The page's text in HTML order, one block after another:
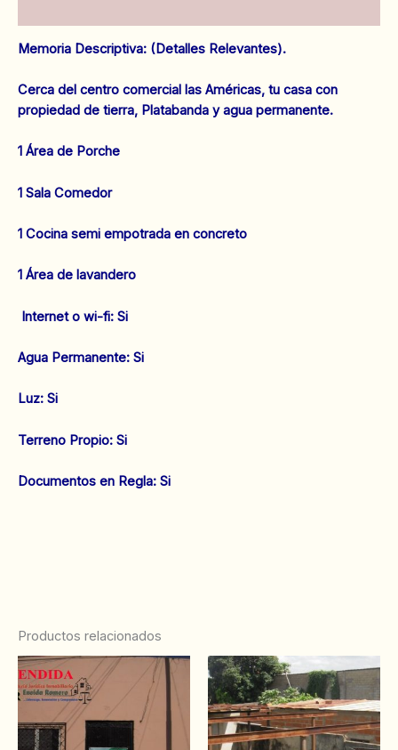
1447
Memoria Descriptiva: (Detalles Relevantes).
Cerca del centro comercial las Américas, tu casa con
propiedad de tierra, Platabanda y agua permanente.
1 Área de Porche
1 Sala Comedor
1 Cocina semi empotrada en concreto
1 Área de lavandero
‌ Internet o wi-fi: Si
‌Agua Permanente: Si
‌Luz: Si
‌Terreno Propio: Si
‌Documentos en Regla: Si
Productos relacionados